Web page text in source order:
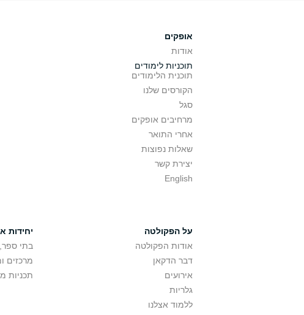
אופקים
אודות
תוכניות לימודים
תוכנית הלימודים
הקורסים שלנו
סגל
מרחיבים אופקים
אחרי התואר
שאלות נפוצות
יצירת קשר
English
על הפקולטה
אודות הפקולטה
דבר הדקאן
אירועים
גלריות
ללמוד אצלנו
יחידות
בתי ספר,
מרכזים
תכניות